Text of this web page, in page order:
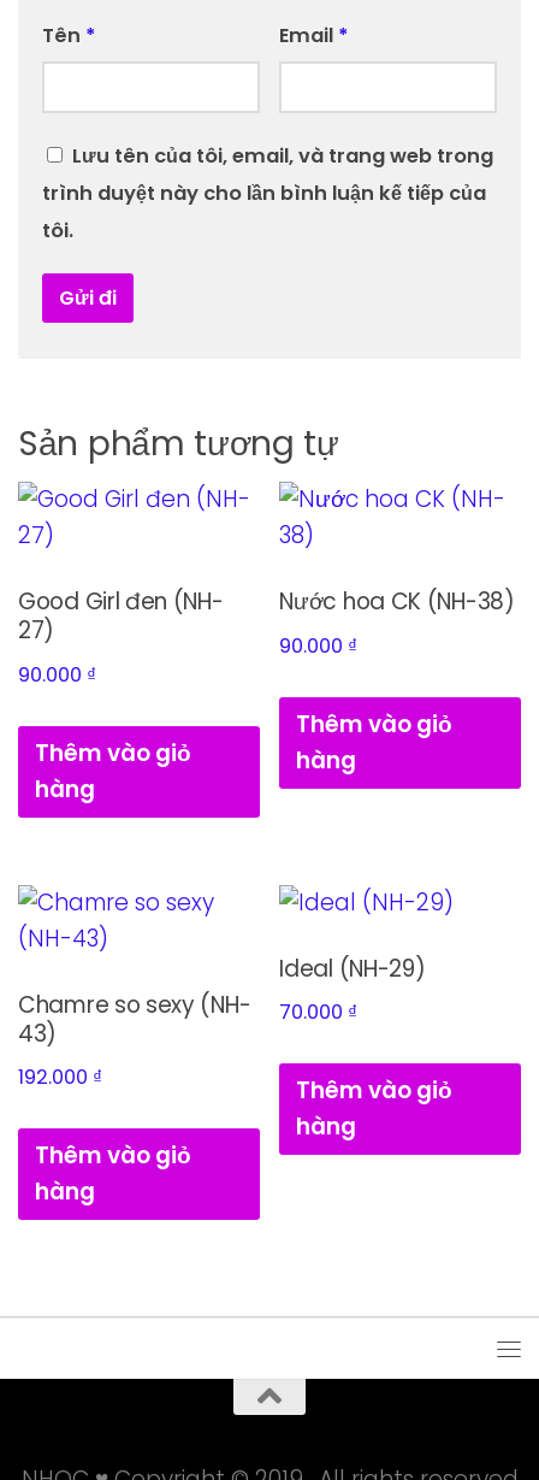
Tên * Email *
Lưu tên của tôi, email, và trang web trong
trình duyệt này cho lần bình luận kế tiếp của
tôi.
Sản phẩm tương tự
Good Girl đen (NH-
27)
90.000 ₫
Thêm vào giỏ
hàng
Nước hoa CK (NH-38)
90.000 ₫
Thêm vào giỏ
hàng
Chamre so sexy (NH-
43)
192.000 ₫
Thêm vào giỏ
hàng
Ideal (NH-29)
70.000 ₫
Thêm vào giỏ
hàng